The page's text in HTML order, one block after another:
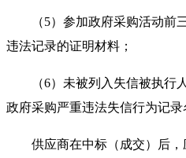
（5）参加政府采购活动前
违法记录的证明材料；
（6）未被列入失信被执行
政府采购严重违法失信行为记录
供应商在中标（成交）后